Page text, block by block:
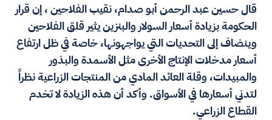
قال حسين عبد الرحمن أبو صدام، نقيب الفلاحين ، إن قرار
الحكومة بزيادة أسعار السولار والبنزين يثير قلق الفلاحين
وينضاف إلى التحديات التي يواجهونها، خاصة في ظل ارتفاع
أسعار مدخلات الإنتاج الأخرى مثل الأسمدة والبذور
والمبيدات، وقلة العائد المادي من المنتجات الزراعية نظراً
لتدني أسعارها في الأسواق. وأكد أن هذه الزيادة لا تخدم
القطاع الزراعي.